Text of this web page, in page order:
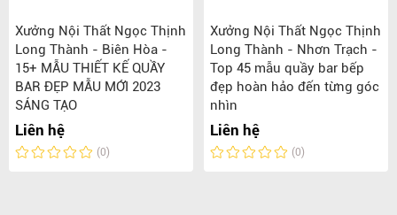
Xưởng Nội Thất Ngọc Thịnh
Long Thành - Biên Hòa -
15+ MẪU THIẾT KẾ QUẦY
BAR ĐẸP MẪU MỚI 2023
SÁNG TẠO
Liên hệ
(0)
Xưởng Nội Thất Ngọc Thịnh
Long Thành - Nhơn Trạch -
Top 45 mẫu quầy bar bếp
đẹp hoàn hảo đến từng góc
nhìn
Liên hệ
(0)